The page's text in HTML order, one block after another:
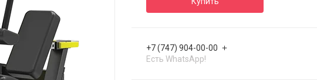
+7 (747) 904-00-00
Есть WhatsApp!